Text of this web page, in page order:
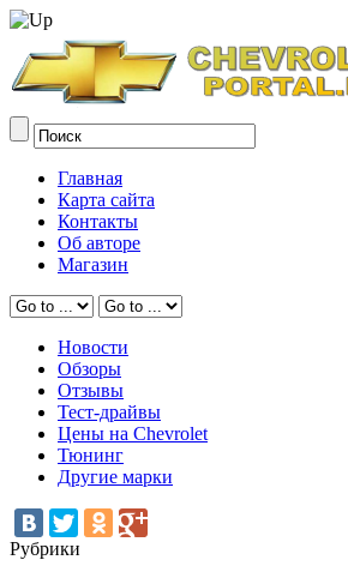
Главная
Карта сайта
Контакты
Об авторе
Магазин
Новости
Обзоры
Отзывы
Тест-драйвы
Цены на Chevrolet
Тюнинг
Другие марки
Рубрики